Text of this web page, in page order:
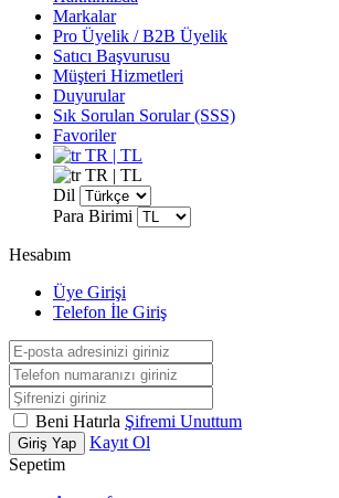
Markalar
Pro Üyelik / B2B Üyelik
Satıcı Başvurusu
Müşteri Hizmetleri
Duyurular
Sık Sorulan Sorular (SSS)
Favoriler
TR | TL
TR | TL
Dil
Para Birimi
Hesabım
Üye Girişi
Telefon İle Giriş
Beni Hatırla Şifremi Unuttum
Giriş Yap
Kayıt Ol
Sepetim